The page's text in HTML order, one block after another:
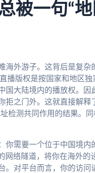
被一句“地
海外游子。这背后是复杂
播版权是按国家和地区
国大陆境内的播放权。因
拒之门外。这就直接解释
检测共同作用的结果。同
需要一个位于中国境内
网络隧道，将你在海外的
对平台而言，你的访问